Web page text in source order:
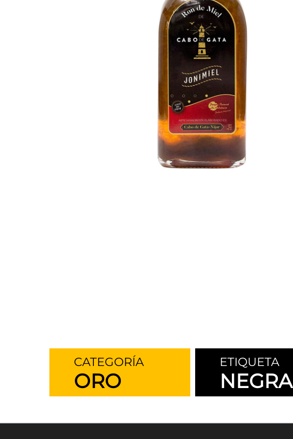
CATEGORÍA
ORO
ETIQUETA
NEGRA